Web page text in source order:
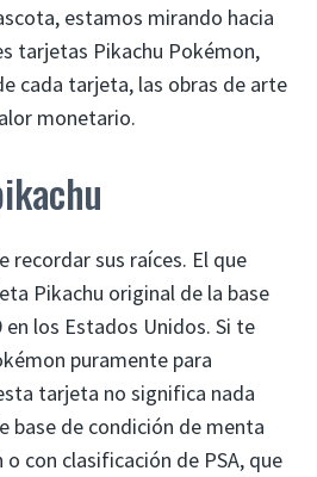
estamos mirando hacia
tarjetas Pikachu Pokémon,
cada tarjeta, las obras de arte
monetario.
recordar sus raíces. El que
Pikachu original de la base
los Estados Unidos. Si te
puramente para
tarjeta no significa nada
base de condición de menta
o con clasificación de PSA, que